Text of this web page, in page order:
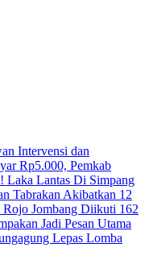
Intervensi dan
Rp5.000, Pemkab
Laka Lantas Di Simpang
Tabrakan Akibatkan 12
Rojo Jombang Diikuti 162
Jadi Pesan Utama
Lepas Lomba